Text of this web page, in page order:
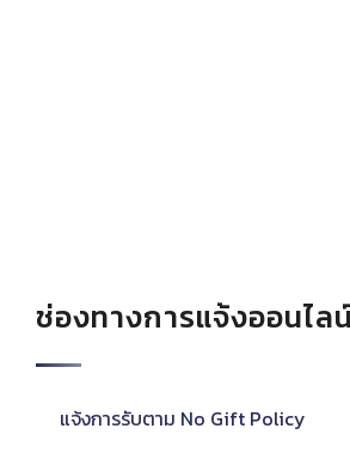
ช่องทางการแจ้งออนไล
แจ้งการรับตาม No Gift Policy